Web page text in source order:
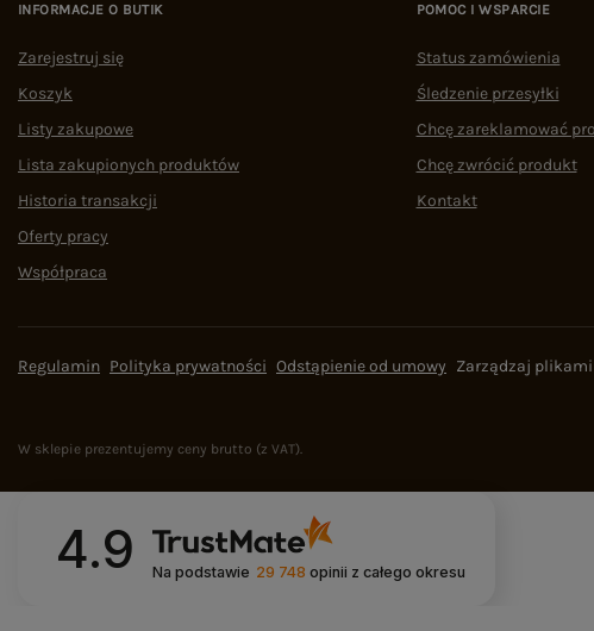
INFORMACJE O BUTIK
Zarejestruj się
Koszyk
Listy zakupowe
Lista zakupionych produktów
Historia transakcji
Oferty pracy
Współpraca
POMOC I WSPARCIE
Status zamówienia
Śledzenie przesyłki
Chcę zareklamować
Chcę zwrócić produkt
Kontakt
Regulamin Polityka prywatności Odstąpienie od umowy Zarządzaj
W sklepie prezentujemy ceny brutto (z VAT).
4.9 Na podstawie 29 748 opinii z całego okresu